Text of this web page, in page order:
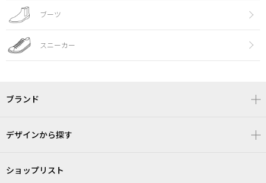
ブーツ
スニーカー
ブランド
デザインから探す
ショップリスト